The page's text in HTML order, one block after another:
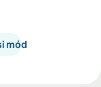
mód